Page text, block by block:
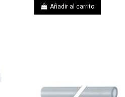
Añadir al carrito